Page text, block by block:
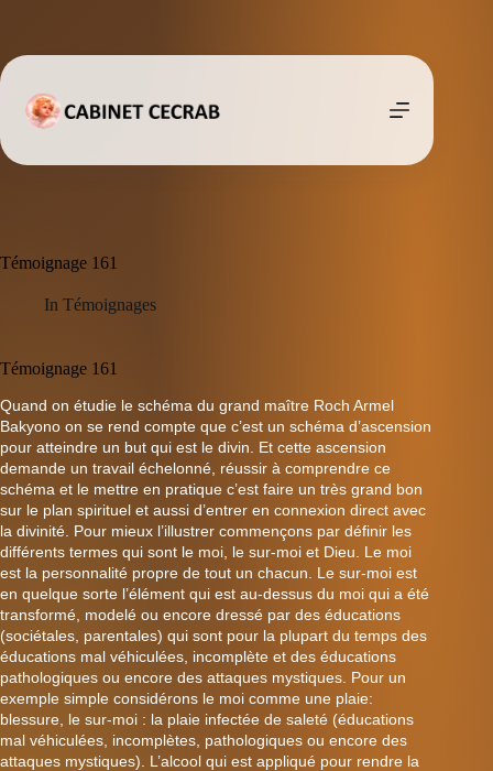
Témoignage 161
In Témoignages
Témoignage 161
Quand on étudie le schéma du grand maître Roch Armel
Bakyono on se rend compte que c’est un schéma d’ascension
pour atteindre un but qui est le divin. Et cette ascension
demande un travail échelonné, réussir à comprendre ce
schéma et le mettre en pratique c’est faire un très grand bon
sur le plan spirituel et aussi d’entrer en connexion direct avec
la divinité. Pour mieux l’illustrer commençons par définir les
différents termes qui sont le moi, le sur-moi et Dieu. Le moi
est la personnalité propre de tout un chacun. Le sur-moi est
en quelque sorte l’élément qui est au-dessus du moi qui a été
transformé, modelé ou encore dressé par des éducations
(sociétales, parentales) qui sont pour la plupart du temps des
éducations mal véhiculées, incomplète et des éducations
pathologiques ou encore des attaques mystiques. Pour un
exemple simple considérons le moi comme une plaie:
blessure, le sur-moi : la plaie infectée de saleté (éducations
mal véhiculées, incomplètes, pathologiques ou encore des
attaques mystiques). L’alcool qui est appliqué pour rendre la